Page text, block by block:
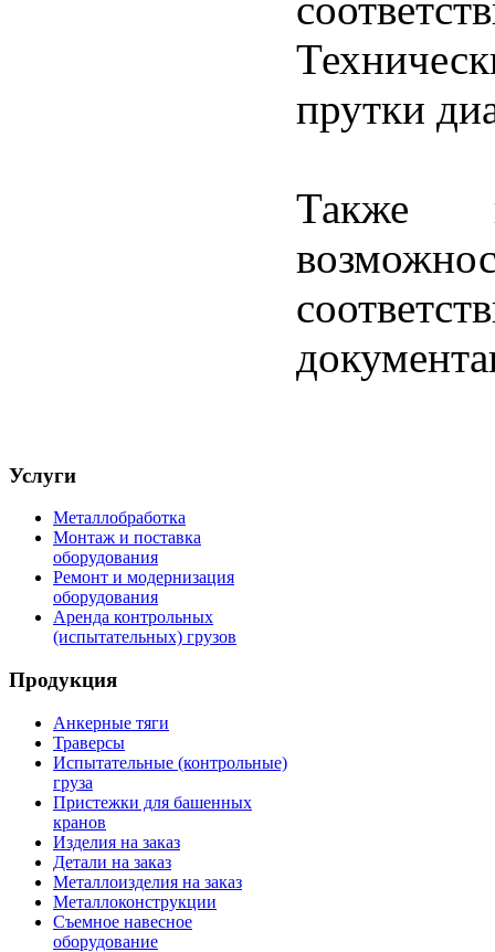
прутки
Также
Услуги
Металлобработка
Монтаж и поставка
оборудования
Ремонт и модернизация
оборудования
Аренда контрольных
(испытательных) грузов
Продукция
Анкерные тяги
Траверсы
Испытательные (контрольные)
груза
Пристежки для башенных
кранов
Изделия на заказ
Детали на заказ
Металлоизделия на заказ
Металлоконструкции
Съемное навесное
оборудование